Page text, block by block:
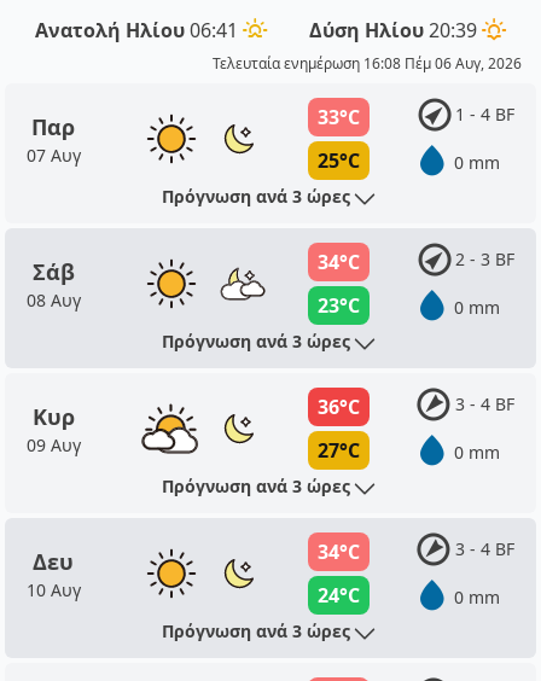
Ανατολή Ηλίου06:41 Δύση Ηλίου20:39
Τελευταία ενημέρωση 16:08 Πέμ 06 Αυγ, 2026
Παρ
07 Αυγ
33°C
25°C
1 - 4 BF
0 mm
Πρόγνωση ανά 3 ώρες
Σάβ
08 Αυγ
34°C
23°C
2 - 3 BF
0 mm
Πρόγνωση ανά 3 ώρες
Κυρ
09 Αυγ
36°C
27°C
3 - 4 BF
0 mm
Πρόγνωση ανά 3 ώρες
Δευ
10 Αυγ
34°C
24°C
3 - 4 BF
0 mm
Πρόγνωση ανά 3 ώρες